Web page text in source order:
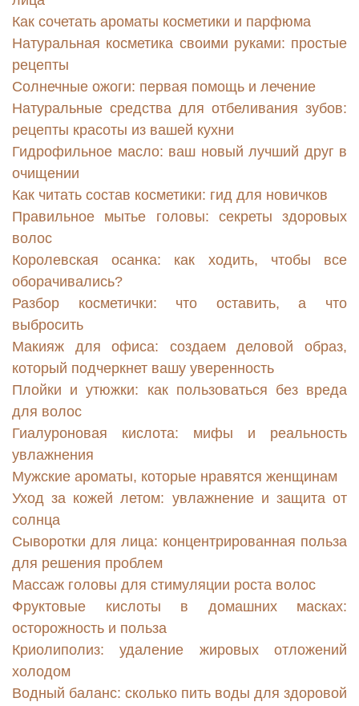
Как сочетать ароматы косметики и парфюма
Натуральная косметика своими руками: простые
рецепты
Солнечные ожоги: первая помощь и лечение
Натуральные средства для отбеливания зубов:
рецепты красоты из вашей кухни
Гидрофильное масло: ваш новый лучший друг в
очищении
Как читать состав косметики: гид для новичков
Правильное мытье головы: секреты здоровых
волос
Королевская осанка: как ходить, чтобы все
оборачивались?
Разбор косметички: что оставить, а что
выбросить
Макияж для офиса: создаем деловой образ,
который подчеркнет вашу уверенность
Плойки и утюжки: как пользоваться без вреда
для волос
Гиалуроновая кислота: мифы и реальность
увлажнения
Мужские ароматы, которые нравятся женщинам
Уход за кожей летом: увлажнение и защита от
солнца
Сыворотки для лица: концентрированная польза
для решения проблем
Массаж головы для стимуляции роста волос
Фруктовые кислоты в домашних масках:
осторожность и польза
Криолиполиз: удаление жировых отложений
холодом
Водный баланс: сколько пить воды для здоровой